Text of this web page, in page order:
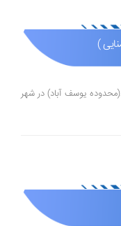
مدرسهفاطمیه 1 دخترانه(هیات امنایی)در منطقه 6(محدوده یوسف آباد) در شهر